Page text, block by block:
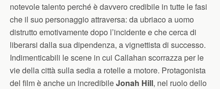
notevole talento perché è davvero credibile in tutte le fasi
che il suo personaggio attraversa: da ubriaco a uomo
distrutto emotivamente dopo l’incidente e che cerca di
liberarsi dalla sua dipendenza, a vignettista di successo.
Indimenticabili le scene in cui Callahan scorrazza per le
vie della città sulla sedia a rotelle a motore. Protagonista
del film è anche un incredibileJonah Hill, nel ruolo dello